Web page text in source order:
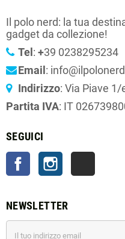
Il polo nerd: la tua
gadget da collezione!
Tel : +39 0238295234
Email :
Indirizzo: Via Piave
Partita IVA: IT
SEGUICI
FacebookInstagram
NEWSLETTER